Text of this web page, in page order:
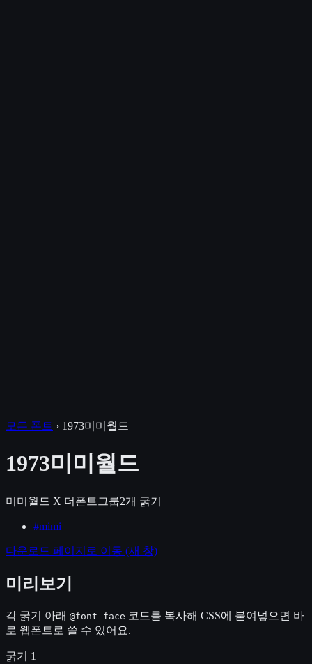
모든 폰트 › 1973미미월드
1973미미월드
미미월드 X 더폰트그룹2개 굵기
#mimi
다운로드 페이지로 이동 (새 창)
미리보기
각 굵기 아래 @font-face 코드를 복사해 CSS에 붙여넣으면 바
로 웹폰트로 쓸 수 있어요.
굵기 1